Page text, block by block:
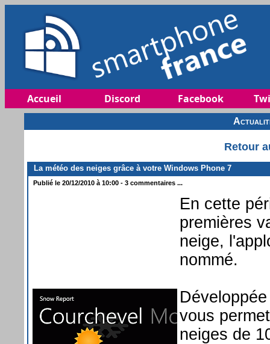
Accueil Discord Facebook
Retour
La météo des neiges grâce à votre Windows Phone 7
Publié le 20/12/2010 à 10:00 - 3 commentaires ...
En cette
premières
neige,
nommé.
vous
neiges de